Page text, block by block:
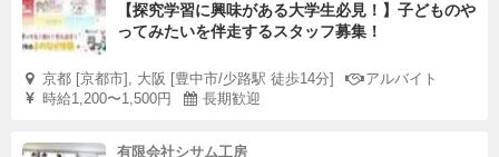
【探究学習に興味がある大学生必見！】子どものや
ってみたいを伴走するスタッフ募集！
京都 [京都市], 大阪 [豊中市/少路駅 徒歩14分]
アルバイト
時給1,200〜1,500円
長期歓迎
有限会社シサム工房